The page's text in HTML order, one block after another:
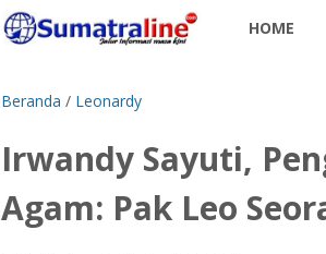
HOME
Beranda / Leonardy
Irwandy Sayuti,
Agam: Pak Leo